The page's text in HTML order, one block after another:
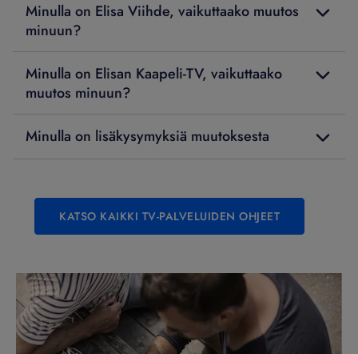
Minulla on Elisa Viihde, vaikuttaako muutos
minuun?
Minulla on Elisan Kaapeli-TV, vaikuttaako
muutos minuun?
Minulla on lisäkysymyksiä muutoksesta
KATSO KAIKKI TV-PALVELUIDEN OHJEET